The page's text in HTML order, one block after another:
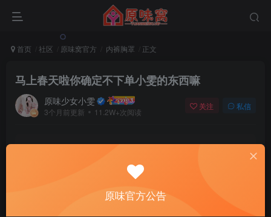
首页 社区 原味窝官方 内裤胸罩 正文
马上春天啦你确定不下单小雯的东西嘛
原味少女小雯
3个月前更新 11.2W+次阅读
关注 私信
登录后继续查看
原味官方公告